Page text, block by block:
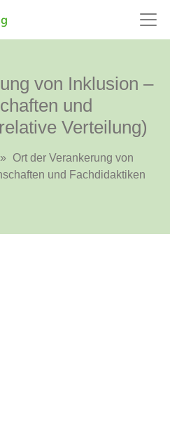
von Inklusion –
und
Verteilung)
»
Ort der Verankerung von
und Fachdidaktiken